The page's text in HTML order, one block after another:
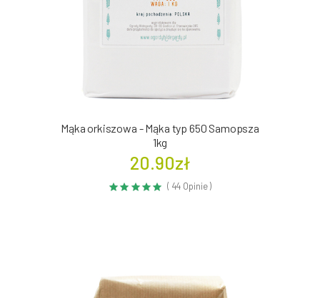
Mąka orkiszowa - Mąka typ 650 Samopsza
1kg
20.90zł
( 44 Opinie )